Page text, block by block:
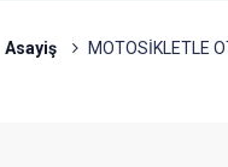
Asayiş
MOTOSİKLETLE